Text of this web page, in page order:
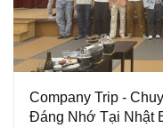
Company Trip -
Đáng Nhớ Tại Nhật